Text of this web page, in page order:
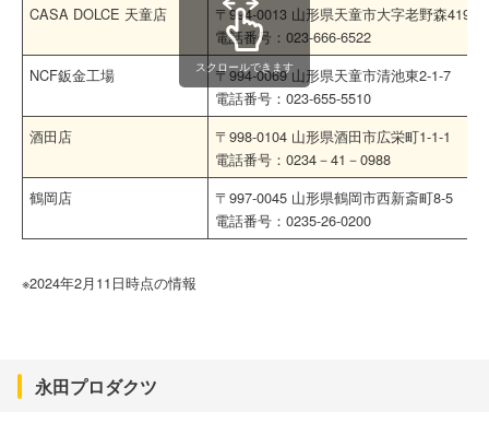
CASA DOLCE 天童店
〒994-0013 山形県天童市大字老野森419-6
電話番号：023-666-6522
NCF鈑金工場
〒994-0069 山形県天童市清池東2-1-7
電話番号：023-655-5510
酒田店
〒998-0104 山形県酒田市広栄町1-1-1
電話番号：0234－41－0988
鶴岡店
〒997-0045 山形県鶴岡市西新斎町8-5
電話番号：0235-26-0200
スクロールできます
※2024年2月11日時点の情報
永田プロダクツ